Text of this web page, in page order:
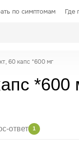
по симптомам Где
60 капс *600 мг
*600
ответ 1